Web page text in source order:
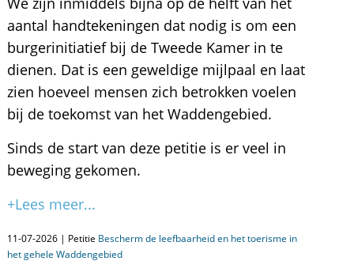
aantal handtekeningen dat nodig is om een
burgerinitiatief bij de Tweede Kamer in te
dienen. Dat is een geweldige mijlpaal en laat
zien hoeveel mensen zich betrokken voelen
bij de toekomst van het Waddengebied.
Sinds de start van deze petitie is er veel in
beweging gekomen.
+Lees meer...
11-07-2026 | Petitie Bescherm de leefbaarheid en het toerisme in
het gehele Waddengebied